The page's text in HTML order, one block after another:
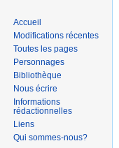
Accueil
Modifications récentes
Toutes les pages
Personnages
Bibliothèque
Nous écrire
Informations
rédactionnelles
Liens
Qui sommes-nous?